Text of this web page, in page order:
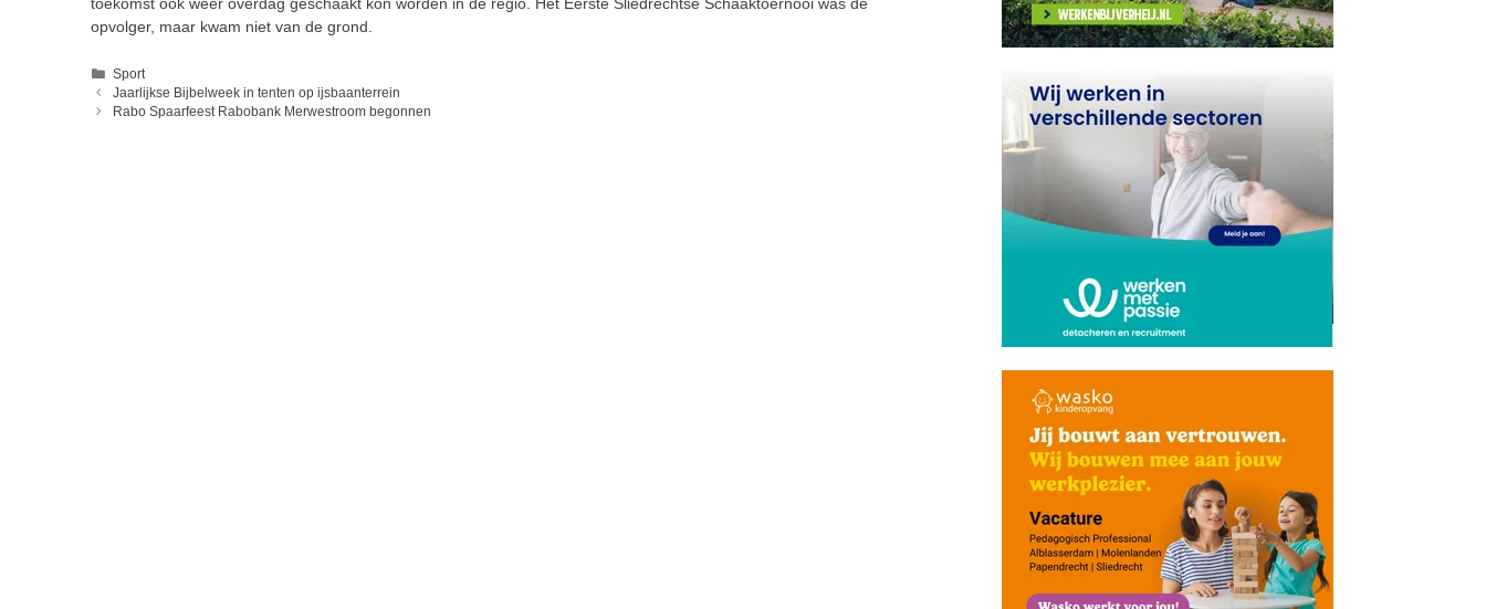
opvolger, maar kwam niet van de grond.
Categorieën
Sport
Jaarlijkse Bijbelweek in tenten op ijsbaanterrein
Rabo Spaarfeest Rabobank Merwestroom begonnen